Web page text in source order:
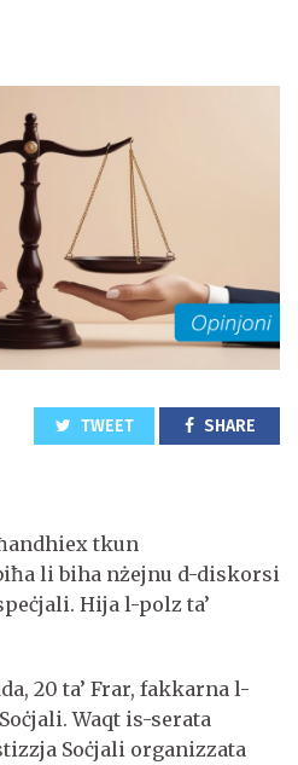
TWEET SHARE
tkun
li biha nżejnu d-diskorsi
Hija l-polz ta’
20 ta’ Frar, fakkarna l-
Waqt is-serata
Soċjali organizzata